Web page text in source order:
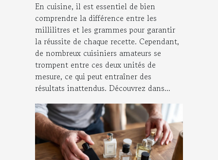
En cuisine, il est essentiel de bien
comprendre la différence entre les
millilitres et les grammes pour garantir
la réussite de chaque recette. Cependant,
de nombreux cuisiniers amateurs se
trompent entre ces deux unités de
mesure, ce qui peut entraîner des
résultats inattendus. Découvrez dans...